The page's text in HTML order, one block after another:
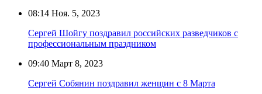
08:14 Ноя. 5, 2023
Сергей Шойгу поздравил российских разведчиков с
профессиональным праздником
09:40 Март 8, 2023
Сергей Собянин поздравил женщин с 8 Марта